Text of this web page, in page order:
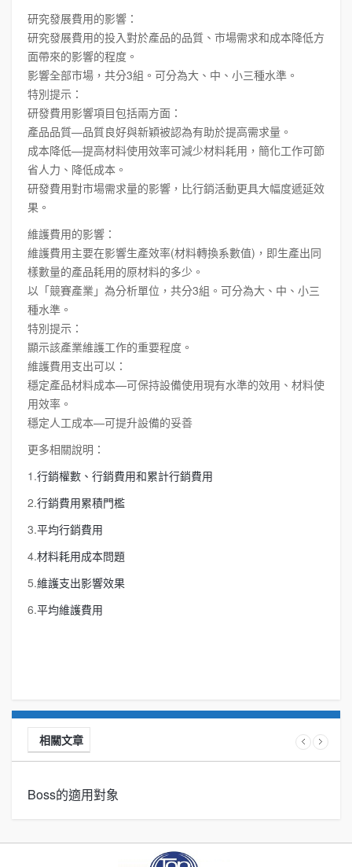
研究發展費用的影響：
研究發展費用的投入對於產品的品質、市場需求和成本降低方
面帶來的影響的程度。
影響全部市場，共分3組。可分為大、中、小三種水準。
特別提示：
研發費用影響項目包括兩方面：
產品品質—品質良好與新穎被認為有助於提高需求量。
成本降低—提高材料使用效率可減少材料耗用，簡化工作可節
省人力、降低成本。
研發費用對市場需求量的影響，比行銷活動更具大幅度遞延效
果。
維護費用的影響：
維護費用主要在影響生產效率(材料轉換系數值)，即生產出同
樣數量的產品耗用的原材料的多少。
以「競賽產業」為分析單位，共分3組。可分為大、中、小三
種水準。
特別提示：
顯示該產業維護工作的重要程度。
維護費用支出可以：
穩定產品材料成本—可保持設備使用現有水準的效用、材料使
用效率。
穩定人工成本—可提升設備的妥善
更多相關說明：
1.行銷權數、行銷費用和累計行銷費用
2.行銷費用累積門檻
3.平均行銷費用
4.材料耗用成本問題
5.維護支出影響效果
6.平均維護費用
相關文章
Boss的適用對象